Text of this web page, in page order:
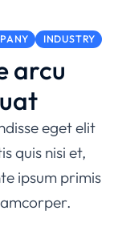
INDUSTRY
arcu
eget elit
quis nisi et,
ipsum primis